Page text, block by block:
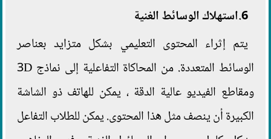
6.استهلاك الوسائط الغنية
يتم إثراء المحتوى التعليمي بشكل متزايد بعناصر
الوسائط المتعددة. من المحاكاة التفاعلية إلى نماذج 3D
ومقاطع الفيديو عالية الدقة ، يمكن للهاتف ذو الشاشة
الكبيرة أن ينصف مثل هذا المحتوى. يمكن للطلاب التفاعل